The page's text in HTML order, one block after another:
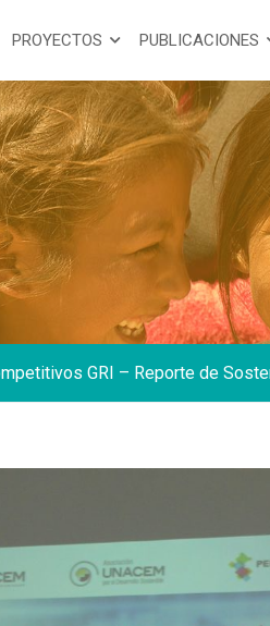
PROYECTOS PUBLICACIONES
GRI – Reporte de